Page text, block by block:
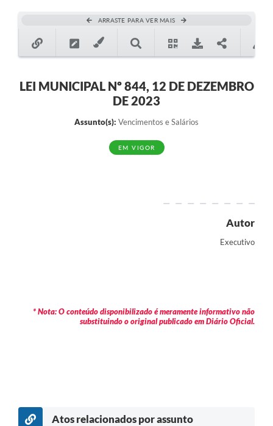
ARRASTE PARA VER MAIS
LEI MUNICIPAL Nº 844, 12 DE DEZEMBRO
DE 2023
Assunto(s): Vencimentos e Salários
EM VIGOR
Autor
Executivo
* Nota: O conteúdo disponibilizado é meramente informativo não
substituindo o original publicado em Diário Oficial.
Atos relacionados por assunto